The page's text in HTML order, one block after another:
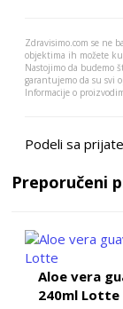
Zdravisimo.com se ne
objektima ih možete
Nastojimo da budemo
garantujemo da su svi
Informacije o
Podeli sa
Preporučeni
Aloe vera
240ml Lotte